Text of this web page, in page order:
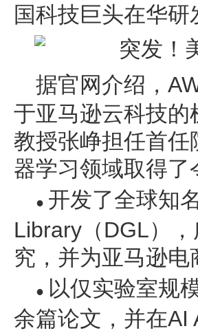
国科技巨头在华
据官网介绍，
于亚马逊云科技
教授张峥担任首
器学习领域取得
● 开发了全球知
Library（DGL）
究，并为亚马逊
● 以仅实验室规
余篇论文，并在AI